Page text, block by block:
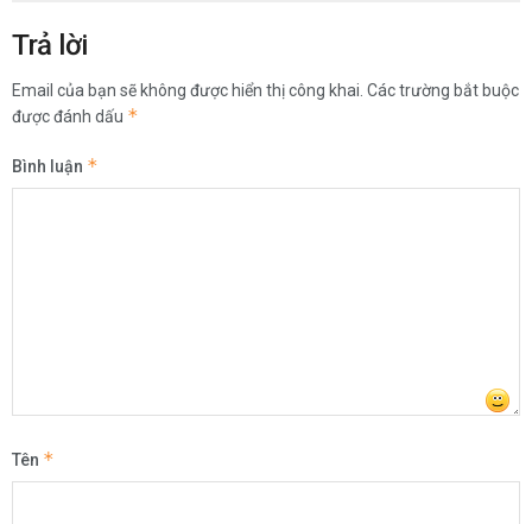
Trả lời
Email của bạn sẽ không được hiển thị công khai. Các trường bắt buộc
được đánh dấu *
Bình luận *
Tên *